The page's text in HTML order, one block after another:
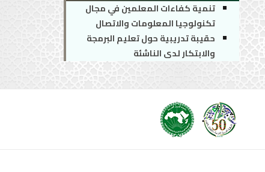
تنمية كفاءات المعلمين في مجال
تكنولوجيا المعلومات والاتصال
حقيبة تدريبية حول تعليم البرمجة
والابتكار لدى الناشئة